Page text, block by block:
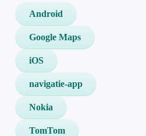
Android
Google Maps
iOS
navigatie-app
Nokia
TomTom